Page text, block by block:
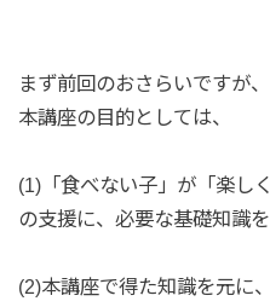
まず前回のおさらいですが、
本講座の目的としては、
(1)「食べない子」が「楽し
の支援に、必要な基礎知識
(2)本講座で得た知識を元に